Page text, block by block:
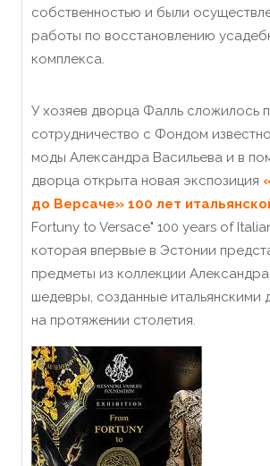
собственностью и были
работы по восстановлению
комплекса.
У хозяев дворца Фалль сложилось
сотрудничество с Фондом
моды Александра Васильева и в
дворца открыта новая экспозиция
до Версаче» 100 лет
Fortuny to Versace" 100 years of
которая впервые в Эстонии
предметы из коллекции
шедевры, созданные итальянскими
на протяжении столетия.